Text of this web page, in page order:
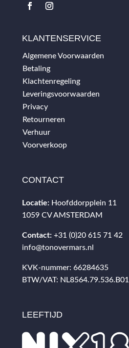
KLANTENSERVICE
Algemene Voorwaarden
Betaling
Klachtenregeling
Leveringsvoorwaarden
Privacy
Retourneren
Verhuur
Voorverkoop
CONTACT
Locatie: Hoofddorpplein 11
1059 CV AMSTERDAM
Contact: +31 (0)20 615 71 42
info@tonovermars.nl
KVK-nummer: 66284635
BTW/VAT: NL8564.79.536.B01
LEEFTIJD